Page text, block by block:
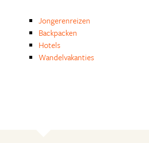
Jongerenreizen
Backpacken
Hotels
Wandelvakanties